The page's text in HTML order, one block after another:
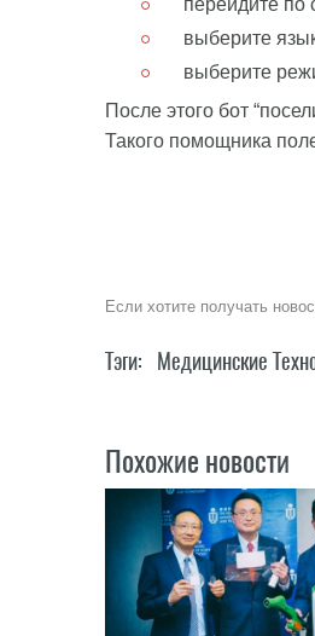
перейдите по
выберите
выберите
После этого бот
Такого помощника
Если хотите получать
Тэги: Медицинские
Похожие новости